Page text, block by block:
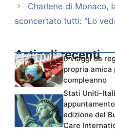
Charlene di Monaco,
sconcertato tutti: “Lo
Articoli recenti
6 viaggi da
propria amica
compleanno
Stati Uniti-
edizione del
Care